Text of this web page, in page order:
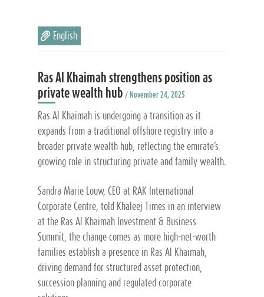
English
Ras Al Khaimah strengthens position as
private wealth hub / November 24, 2025
Ras Al Khaimah is undergoing a transition as it
expands from a traditional offshore registry into a
broader private wealth hub, reflecting the emirate’s
growing role in structuring private and family wealth.
Sandra Marie Louw, CEO at RAK International
Corporate Centre, told Khaleej Times in an interview
at the Ras Al Khaimah Investment & Business
Summit, the change comes as more high-net-worth
families establish a presence in Ras Al Khaimah,
driving demand for structured asset protection,
succession planning and regulated corporate